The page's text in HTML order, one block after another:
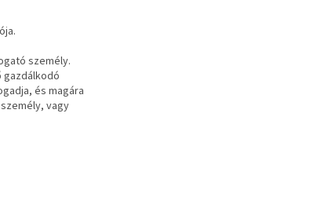
személy.
és magára
vagy